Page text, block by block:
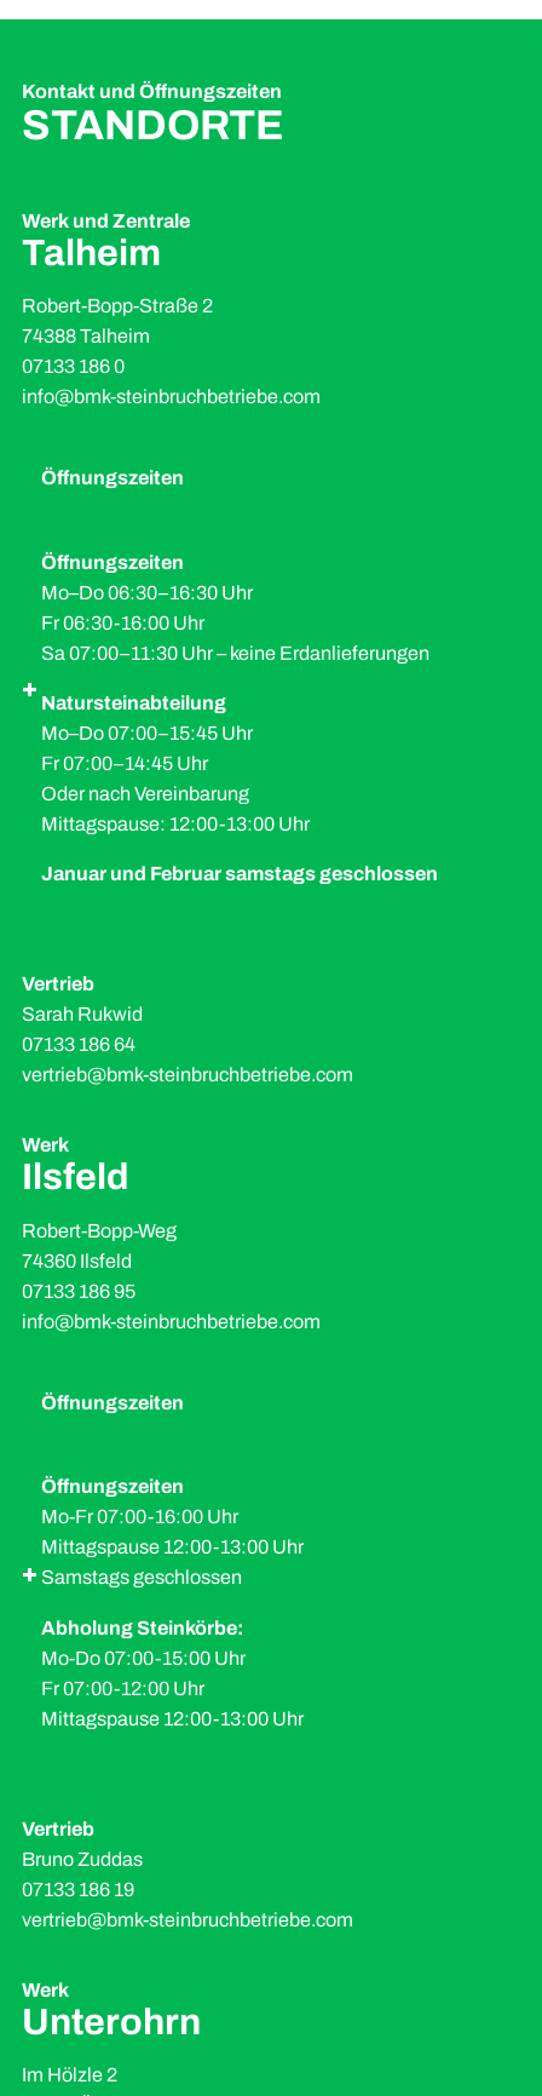
Kontakt und Öffnungszeiten
STANDORTE
Werk und Zentrale
Talheim
Robert-Bopp-Straße 2
74388 Talheim
07133 186 0
info@bmk-steinbruchbetriebe.com
Öffnungszeiten
Öffnungszeiten
Mo–Do 06:30–16:30 Uhr
Fr 06:30-16:00 Uhr
Sa 07:00–11:30 Uhr – keine Erdanlieferungen
Natursteinabteilung
Mo–Do 07:00–15:45 Uhr
Fr 07:00–14:45 Uhr
Oder nach Vereinbarung
Mittagspause: 12:00-13:00 Uhr
Januar und Februar samstags geschlossen
Vertrieb
Sarah Rukwid
07133 186 64
vertrieb@bmk-steinbruchbetriebe.com
Werk
Ilsfeld
Robert-Bopp-Weg
74360 Ilsfeld
07133 186 95
info@bmk-steinbruchbetriebe.com
Öffnungszeiten
Öffnungszeiten
Mo-Fr 07:00-16:00 Uhr
Mittagspause 12:00-13:00 Uhr
Samstags geschlossen
Abholung Steinkörbe:
Mo-Do 07:00-15:00 Uhr
Fr 07:00-12:00 Uhr
Mittagspause 12:00-13:00 Uhr
Vertrieb
Bruno Zuddas
07133 186 19
vertrieb@bmk-steinbruchbetriebe.com
Werk
Unterohrn
Im Hölzle 2